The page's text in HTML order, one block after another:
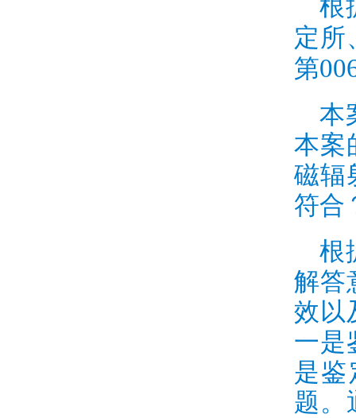
根
定所
第
本
本案
磁辐
符合
根
解答
效以
一是
是鉴
题。